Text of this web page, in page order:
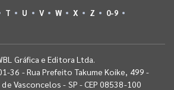
T U V W X Z 0-9
Gráfica e Editora Ltda.
36 - Rua Prefeito Takume Koike, 499 -
Vasconcelos - SP - CEP 08538-100